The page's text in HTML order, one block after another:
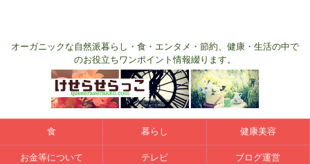
オーガニックな自然派暮らし・食・エンタメ・節約、健康・生活の中で
のお役立ちワンポイント情報綴ります。
食 暮らし 健康美容
お金等について テレビ ブログ運営